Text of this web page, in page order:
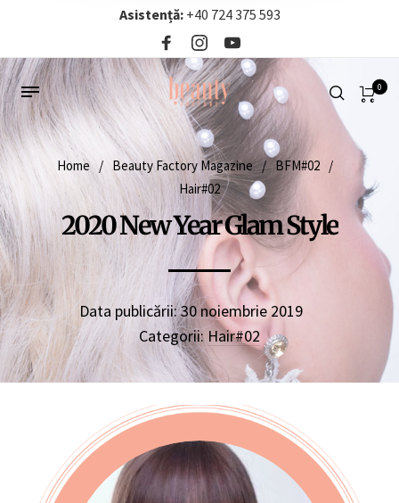
Asistență: +40 724 375 593‬
0
Home / Beauty Factory Magazine / BFM#02 /
Hair#02
2020 New Year Glam Style
Data publicării:30 noiembrie 2019
Categorii: Hair#02